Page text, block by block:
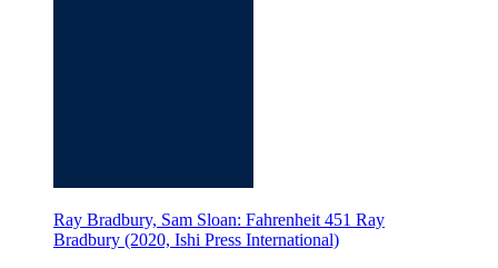
Ray Bradbury, Sam Sloan: Fahrenheit 451 Ray
Bradbury (2020, Ishi Press International)